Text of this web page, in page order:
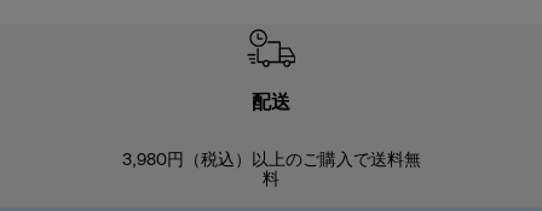
配送
3,980円（税込）以上のご購入で送料無
料